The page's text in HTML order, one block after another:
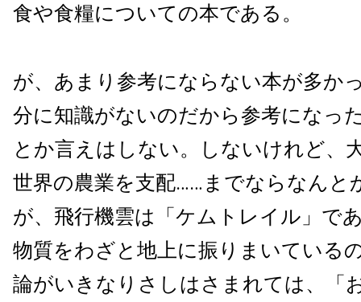
食や食糧についての本である。
が、あまり参考にならない本が多か
分に知識がないのだから参考になっ
とか言えはしない。しないけれど、
世界の農業を支配……までならなんと
が、飛行機雲は「ケムトレイル」で
物質をわざと地上に振りまいている
論がいきなりさしはさまれては、「